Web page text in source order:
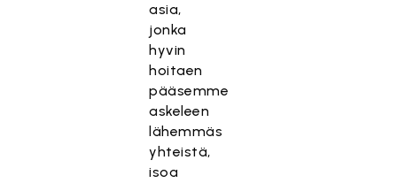
asia,
jonka
hyvin
hoitaen
pääsemme
askeleen
lähemmäs
yhteistä,
isoa